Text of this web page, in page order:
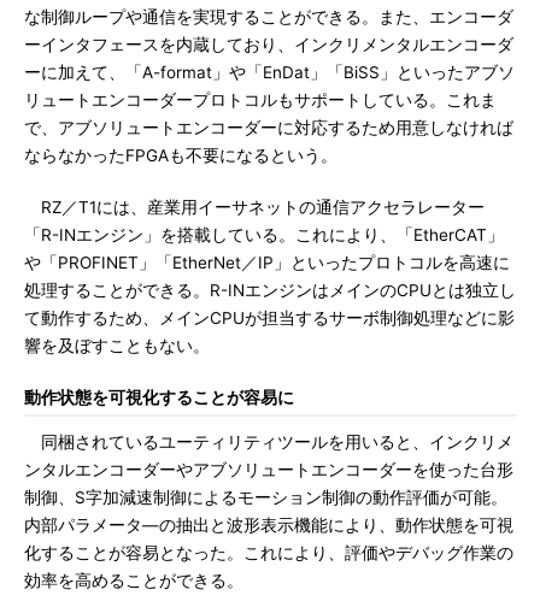
な制御ループや通信を実現することができる。また、エンコーダ
ーインタフェースを内蔵しており、インクリメンタルエンコーダ
ーに加えて、「A-format」や「EnDat」「BiSS」といったアブソ
リュートエンコーダープロトコルもサポートしている。これま
で、アブソリュートエンコーダーに対応するため用意しなければ
ならなかったFPGAも不要になるという。
RZ／T1には、産業用イーサネットの通信アクセラレーター
「R-INエンジン」を搭載している。これにより、「EtherCAT」
や「PROFINET」「EtherNet／IP」といったプロトコルを高速に
処理することができる。R-INエンジンはメインのCPUとは独立し
て動作するため、メインCPUが担当するサーボ制御処理などに影
響を及ぼすこともない。
動作状態を可視化することが容易に
同梱されているユーティリティツールを用いると、インクリメ
ンタルエンコーダーやアブソリュートエンコーダーを使った台形
制御、S字加減速制御によるモーション制御の動作評価が可能。
内部パラメータ―の抽出と波形表示機能により、動作状態を可視
化することが容易となった。これにより、評価やデバッグ作業の
効率を高めることができる。